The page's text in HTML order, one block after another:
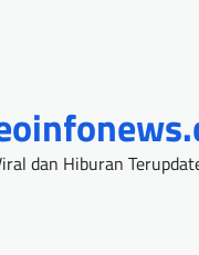
dan Hiburan